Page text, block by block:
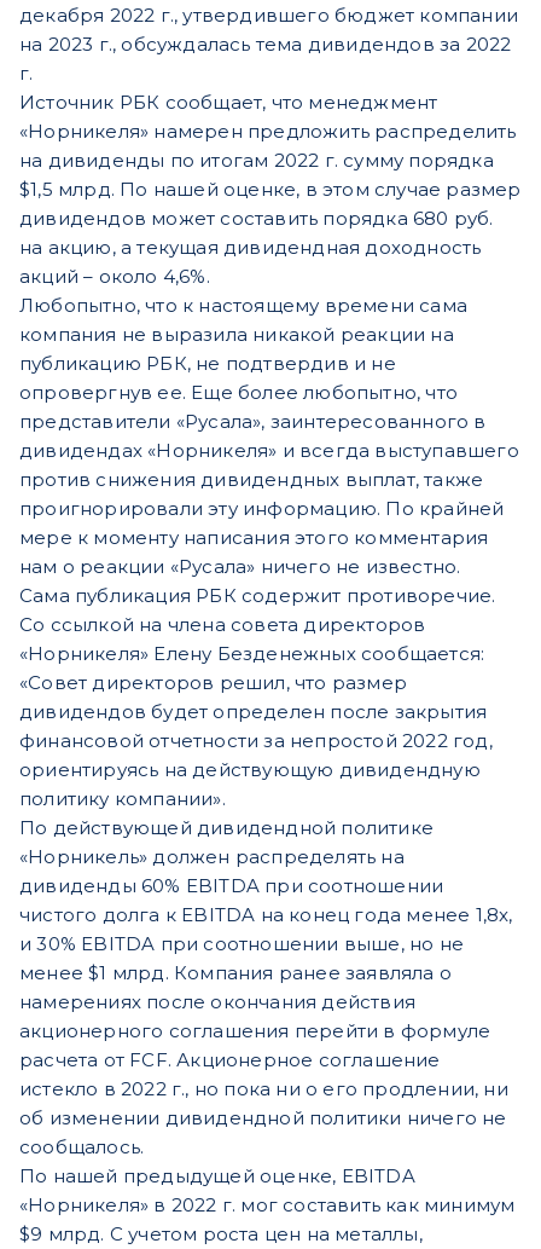
декабря 2022 г., утвердившего бюджет компании
на 2023 г., обсуждалась тема дивидендов за 2022
г.
Источник РБК сообщает, что менеджмент
«Норникеля» намерен предложить распределить
на дивиденды по итогам 2022 г. сумму порядка
$1,5 млрд. По нашей оценке, в этом случае размер
дивидендов может составить порядка 680 руб.
на акцию, а текущая дивидендная доходность
акций – около 4,6%.
Любопытно, что к настоящему времени сама
компания не выразила никакой реакции на
публикацию РБК, не подтвердив и не
опровергнув ее. Еще более любопытно, что
представители «Русала», заинтересованного в
дивидендах «Норникеля» и всегда выступавшего
против снижения дивидендных выплат, также
проигнорировали эту информацию. По крайней
мере к моменту написания этого комментария
нам о реакции «Русала» ничего не известно.
Сама публикация РБК содержит противоречие.
Со ссылкой на члена совета директоров
«Норникеля» Елену Безденежных сообщается:
«Совет директоров решил, что размер
дивидендов будет определен после закрытия
финансовой отчетности за непростой 2022 год,
ориентируясь на действующую дивидендную
политику компании».
По действующей дивидендной политике
«Норникель» должен распределять на
дивиденды 60% EBITDA при соотношении
чистого долга к EBITDA на конец года менее 1,8x,
и 30% EBITDA при соотношении выше, но не
менее $1 млрд. Компания ранее заявляла о
намерениях после окончания действия
акционерного соглашения перейти в формуле
расчета от FCF. Акционерное соглашение
истекло в 2022 г., но пока ни о его продлении, ни
об изменении дивидендной политики ничего не
сообщалось.
По нашей предыдущей оценке, EBITDA
«Норникеля» в 2022 г. мог составить как минимум
$9 млрд. С учетом роста цен на металлы,